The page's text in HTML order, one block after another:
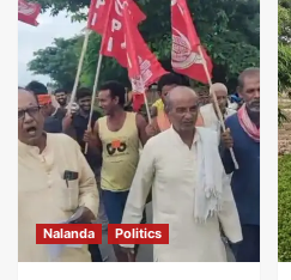
Nalanda Politics